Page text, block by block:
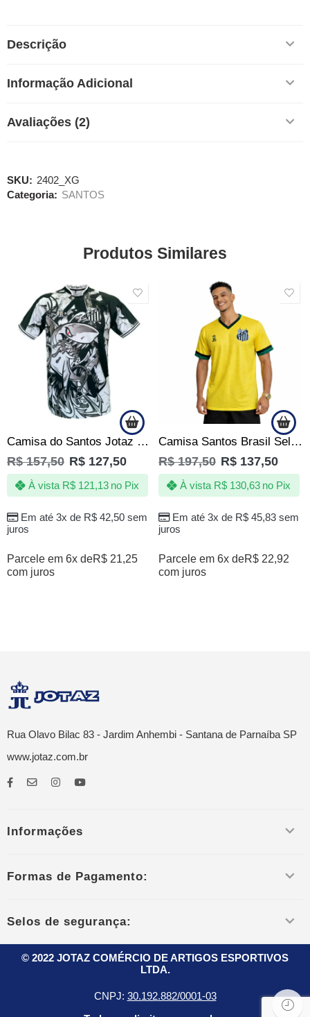
Descrição
Informação Adicional
Avaliações (2)
SKU: 2402_XG
Categoria: SANTOS
Produtos Similares
Camisa do Santos Jotaz Orgulho que nem todos pode ter – Masculina
R$157,50 R$ 127,50
Em até 3x de R$42,50sem
juros
À vista R$121,13 no Pix
Parcele em 6x deR$ 21,25
com juros
Camisa Santos Brasil Seleção de Quebrada Brasileira Amarela
R$197,50 R$ 137,50
Em até 3x de R$45,83sem
juros
À vista R$130,63 no Pix
Parcele em 6x deR$ 22,92
com juros
Rua Olavo Bilac 83 - Jardim Anhembi - Santana de Parnaíba SP
www.jotaz.com.br
Informações
Formas de Pagamento:
Selos de segurança:
© 2022 JOTAZ COMÉRCIO DE ARTIGOS ESPORTIVOS
LTDA.
CNPJ: 30.192.882/0001-03